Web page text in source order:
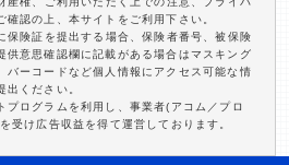
認の上、本サイトをご利用下さい。
保険証を提出する場合、保険者番号、被保険
供意思確認欄に記載がある場合はマスキング
バーコードなど個人情報にアクセス可能な情
出ください。
ログラムを利用し、事業者(アコム／プロ
受け広告収益を得て運営しております。